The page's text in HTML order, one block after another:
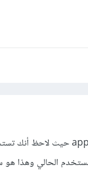
الحالي وهذا